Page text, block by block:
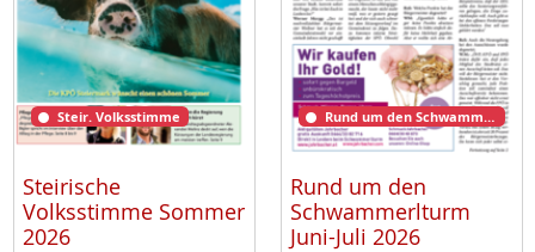
Steir. Volksstimme
Steirische
Volksstimme Sommer
2026
Rund um den Schwammerlturm
Rund um den
Schwammerlturm
Juni-Juli 2026